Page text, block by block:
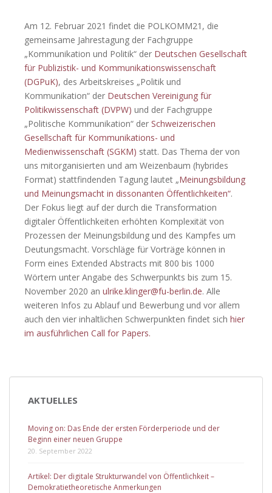
Am 12. Februar 2021 findet die POLKOMM21, die
gemeinsame Jahrestagung der Fachgruppe
„Kommunikation und Politik“ der Deutschen Gesellschaft
für Publizistik- und Kommunikationswissenschaft
(DGPuK), des Arbeitskreises „Politik und
Kommunikation“ der Deutschen Vereinigung für
Politikwissenschaft (DVPW) und der Fachgruppe
„Politische Kommunikation“ der Schweizerischen
Gesellschaft für Kommunikations- und
Medienwissenschaft (SGKM) statt. Das Thema der von
uns mitorganisierten und am Weizenbaum (hybrides
Format) stattfindenden Tagung lautet „Meinungsbildung
und Meinungsmacht in dissonanten Öffentlichkeiten“.
Der Fokus liegt auf der durch die Transformation
digitaler Öffentlichkeiten erhöhten Komplexität von
Prozessen der Meinungsbildung und des Kampfes um
Deutungsmacht. Vorschläge für Vorträge können in
Form eines Extended Abstracts mit 800 bis 1000
Wörtern unter Angabe des Schwerpunkts bis zum 15.
November 2020 an ulrike.klinger@fu-berlin.de. Alle
weiteren Infos zu Ablauf und Bewerbung und vor allem
auch den vier inhaltlichen Schwerpunkten findet sich hier
im ausführlichen Call for Papers.
AKTUELLES
Moving on: Das Ende der ersten Förderperiode und der
Beginn einer neuen Gruppe
20. September 2022
Artikel: Der digitale Strukturwandel von Öffentlichkeit –
Demokratietheoretische Anmerkungen